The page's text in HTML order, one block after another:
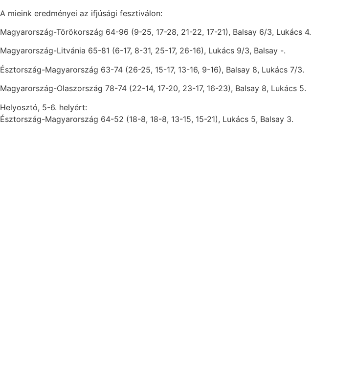
A mieink eredményei az ifjúsági fesztiválon:
Magyarország-Törökország 64-96 (9-25, 17-28, 21-22, 17-21), Balsay 6/3, Lukács 4.
Magyarország-Litvánia 65-81 (6-17, 8-31, 25-17, 26-16), Lukács 9/3, Balsay -.
Észtország-Magyarország 63-74 (26-25, 15-17, 13-16, 9-16), Balsay 8, Lukács 7/3.
Magyarország-Olaszország 78-74 (22-14, 17-20, 23-17, 16-23), Balsay 8, Lukács 5.
Helyosztó, 5-6. helyért:
Észtország-Magyarország 64-52 (18-8, 18-8, 13-15, 15-21), Lukács 5, Balsay 3.